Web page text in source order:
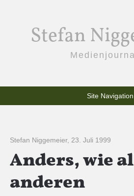
Stefan
Site Navigation
Stefan Niggemeier, 23. Juli 1999
Anders, wie
anderen